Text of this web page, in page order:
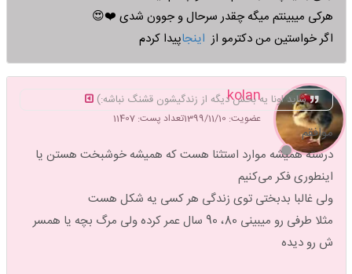
هرکی میبینتم میگه چقدر سرحال و جوون شدی ❤️😍
اگر خواستین من دکترمو از
پیدا کردم
kolan
عضویت: 1399/11/10 تعداد پست: 11407
شاید اونا یه بخش دیگه از زندگیشون قشنگ نباشه:)
موافقم
درسته همیشه موارد استثنا هست که همیشه خوشبخت هستن یا
اینطوری فکر می‌کنیم
ولی غالبا بدبختی توی زندگی هر کسی یه شکل هست
مثلا طرفی رو میبینی 80، 90 سال عمر کرده ولی مرگ بچه یا همسر
ش رو دیده